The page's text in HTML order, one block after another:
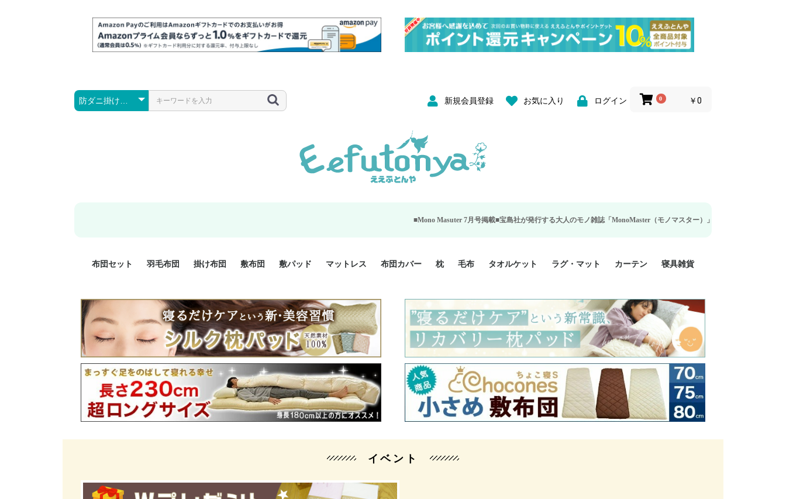
新規会員登録 お気に入り ログイン 0 ￥0
■Mono Masuter 7月号掲載■宝島社が発行する大人のモノ雑誌「MonoMaster（モノマスター）」の疲労回復・睡眠の向上特集に当社のリ
布団セット
羽毛布団セット 2点セット
3点セット
4点セット
5点セット
6点セット
エクセルゴールド
ロイヤルゴールド
マザーダックダウン
小さい布団セット
大きい布団セット
掛け布団セット 2点セット
3点セット
4点セット
6点セット
敷布団セット 2点セット
3点セット
羽毛布団
プレミアムゴールド
ロイヤルゴールド
エクセルゴールド
ニューゴールド
マザーダックダウン
マザーグースダウン
スーパーロングサイズ
洗える羽毛布団
肌掛け布団
掛け布団
防ダニ掛け布団
洗える掛け布団
小さい掛け布団
大きい掛け布団
肌掛け布団
敷布団
防ダニ敷布団
小さい敷布団 70cm幅 ミニシングル
75cm幅 ショートセミシ
ングル
80cm幅 セミシングル
大きい敷布団
機能性敷布団
敷パッド
シングルサイズ敷パッド
小さい敷パッド
大きい敷パッド
シルク敷パッド
枕パッド
シルク枕パッド
除湿シート
接触冷感パッド
暖かパッド
ガーゼケット
オーガニックコットン
ベッドパッド
パッドセット
マットレス 布団カバー
掛け布団カバー ジュニア 掛け布団カバー
シングル 掛け布団カバー
シングルロング 掛け布団
カバー
セミダブル 掛け布団カバ
ー
ダブル 掛け布団カバー
ダブルロング 掛け布団カ
バー
クィーン 掛け布団カバー
暖か 掛け布団カバー
敷布団カバー ジュニア 敷布団カバー
セミシングル 敷布団カバ
ー
シングル 敷布団カバー
シングルロング 敷布団カ
バー
ダブル 敷布団カバー
枕カバー 35x50cm 枕カバー
43x63cm 枕カバー
50x70cm 枕カバー
シルク 枕カバー
BOXシーツ シングル BOXシーツ
シングルロング BOXシー
ツ
セミダブル BOXシーツ
ダブル BOXシーツ
スーパーロング BOXシー
ツ
防ダニカバー
クッションカバー
オーガニックコットン
カバーセット カバー2点セット
カバー3点セット
枕
小さめ 35×50cm
やや小さめ 35×55cm
普通 43×63cm
大きめ 50×70cm
パイプ枕
高反発枕
低反発枕
機能性枕・その他枕
毛布 タオルケット
ハーフサイズ
シングルサイズ
セミダブルサイズ
ダブルサイズ
接触冷感
天然素材 綿100%
ラグ・マット カーテン
既成カーテンのサイズ
遮光カーテン
レース・シアーカーテン
Disney ディズニーカーテ
ン
MOOMIN ムーミンカーテ
ン
PEANUTS ピーナツカー
テン (SNOOPY スヌーピ
ー)
寝具雑貨
美容・化粧品
シルク寝具・雑貨
HURONテクノロジー リ
カバリー寝具
ソファカバー
ひざ掛け
パジャマ
クッション
玄関・フロアーマット
ペット用ベッド
インテリア
その他寝具雑貨
イベント